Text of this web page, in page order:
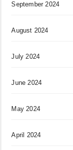
September 2024
August 2024
July 2024
June 2024
May 2024
April 2024